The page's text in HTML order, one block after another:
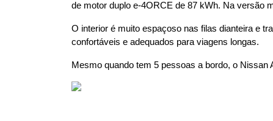
de motor duplo e-4ORCE de 87 kWh. Na versão
O interior é muito espaçoso nas filas dianteira e
confortáveis e adequados para viagens longas.
Mesmo quando tem 5 pessoas a bordo, o